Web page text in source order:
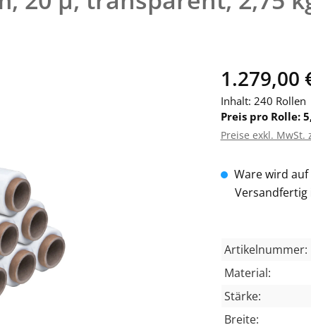
Regulärer Preis:
1.279,00
Inhalt: 240 Rollen
Preis pro Rolle:
Preise exkl. MwSt.
Ware wird
Versandfertig
Artikelnummer:
Material:
Stärke:
Breite: